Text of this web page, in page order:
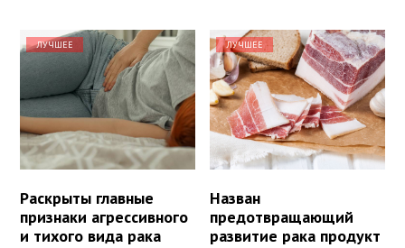
ЛУЧШЕЕ
Раскрыты главные
признаки агрессивного
и тихого вида рака
ЛУЧШЕЕ
Назван
предотвращающий
развитие рака продукт